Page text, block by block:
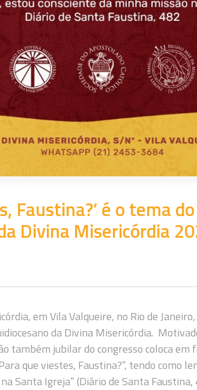
Faustina?’ é o tema
Divina Misericórdia
em Vila Valqueire, no Rio de
da Divina Misericórdia.
também jubilar do congresso coloca em
que viestes, Faustina?”, tendo como
Santa Igreja” (Diário de Santa Faustina,